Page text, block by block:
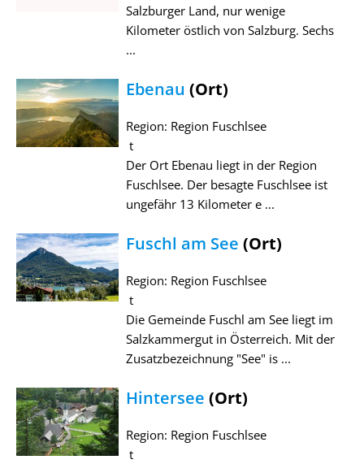
Salzburger Land, nur wenige
Kilometer östlich von Salzburg. Sechs
...
Ebenau (Ort)
Region: Region Fuschlsee
t
Der Ort Ebenau liegt in der Region
Fuschlsee. Der besagte Fuschlsee ist
ungefähr 13 Kilometer e ...
Fuschl am See (Ort)
Region: Region Fuschlsee
t
Die Gemeinde Fuschl am See liegt im
Salzkammergut in Österreich. Mit der
Zusatzbezeichnung "See" is ...
Hintersee (Ort)
Region: Region Fuschlsee
t